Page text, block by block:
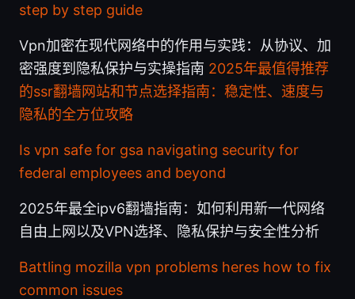
step by step guide
Vpn加密在现代网络中的作用与实践：从协议、加
密强度到隐私保护与实操指南 2025年最值得推荐
的ssr翻墙网站和节点选择指南：稳定性、速度与
隐私的全方位攻略
Is vpn safe for gsa navigating security for
federal employees and beyond
2025年最全ipv6翻墙指南：如何利用新一代网络
自由上网以及VPN选择、隐私保护与安全性分析
Battling mozilla vpn problems heres how to fix
common issues